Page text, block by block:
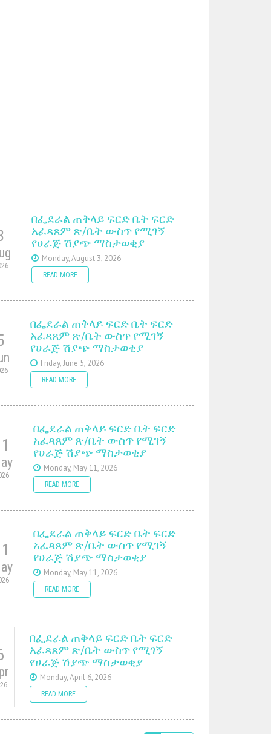
በፌደራል ጠቅላይ ፍርድ ቤት ፍርድ
አፈጻጸም ጽ/ቤት ውስጥ የሚገኝ
የሀራጅ ሽያጭ ማስታወቂያ
Monday, August 3, 2026
READ MORE
በፌደራል ጠቅላይ ፍርድ ቤት ፍርድ
አፈጻጸም ጽ/ቤት ውስጥ የሚገኝ
የሀራጅ ሽያጭ ማስታወቂያ
Friday, June 5, 2026
READ MORE
በፌደራል ጠቅላይ ፍርድ ቤት ፍርድ
አፈጻጸም ጽ/ቤት ውስጥ የሚገኝ
የሀራጅ ሽያጭ ማስታወቂያ
Monday, May 11, 2026
READ MORE
በፌደራል ጠቅላይ ፍርድ ቤት ፍርድ
አፈጻጸም ጽ/ቤት ውስጥ የሚገኝ
የሀራጅ ሽያጭ ማስታወቂያ
Monday, May 11, 2026
READ MORE
በፌደራል ጠቅላይ ፍርድ ቤት ፍርድ
አፈጻጸም ጽ/ቤት ውስጥ የሚገኝ
የሀራጅ ሽያጭ ማስታወቂያ
Monday, April 6, 2026
READ MORE